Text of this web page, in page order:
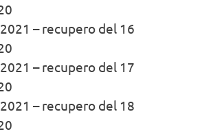
– recupero del 16
– recupero del 17
– recupero del 18